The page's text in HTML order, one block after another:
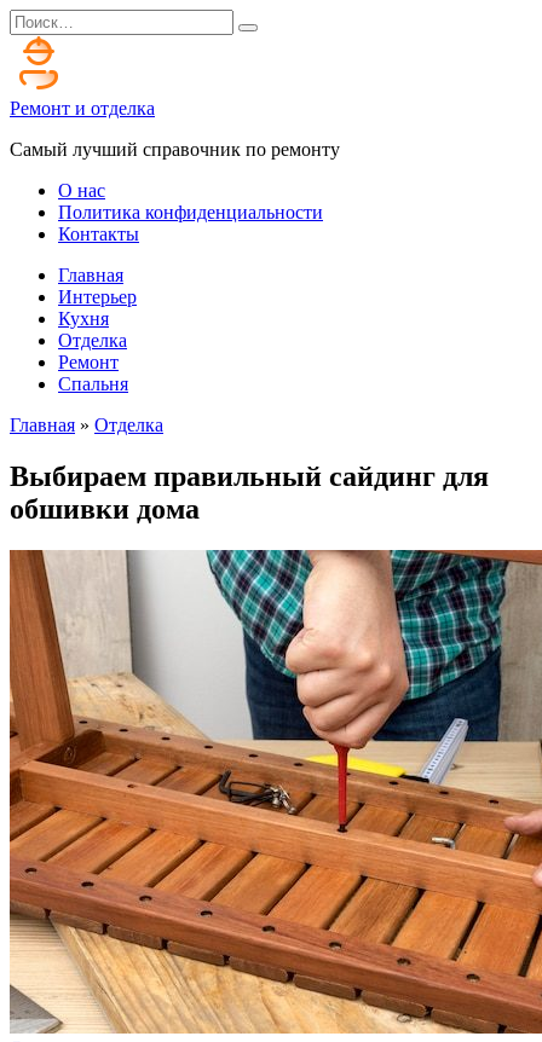
Перейти
к
содержанию
Search
for:
Ремонт и отделка
Самый лучший справочник по ремонту
О нас
Политика конфиденциальности
Контакты
Главная
Интерьер
Кухня
Отделка
Ремонт
Спальня
Главная » Отделка
Выбираем правильный сайдинг для
обшивки дома